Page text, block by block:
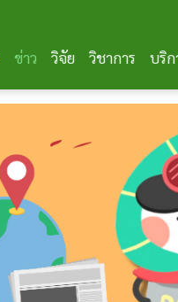
ข่าว วิจัย วิชาการ บริก